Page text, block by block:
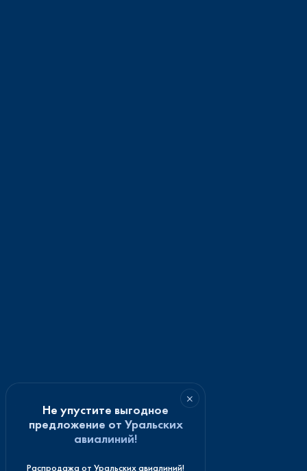
×
Не упустите выгодное
предложение от Уральских
авиалиний!
Распродажа от Уральских авиалиний!